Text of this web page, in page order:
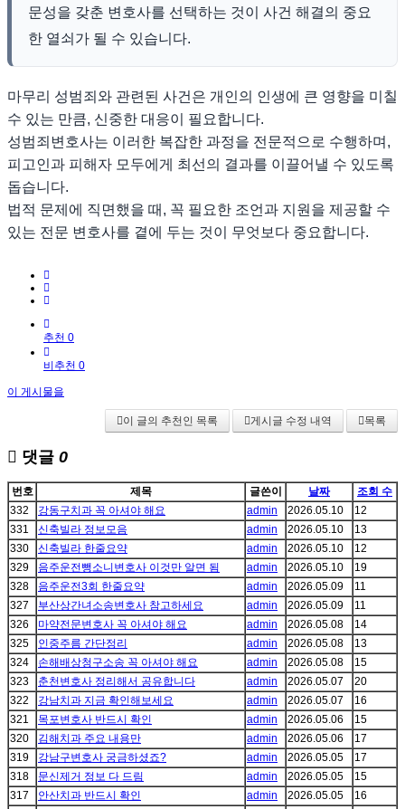
문성을 갖춘 변호사를 선택하는 것이 사건 해결의 중요
한 열쇠가 될 수 있습니다.
마무리 성범죄와 관련된 사건은 개인의 인생에 큰 영향을 미칠
수 있는 만큼, 신중한 대응이 필요합니다.
성범죄변호사는 이러한 복잡한 과정을 전문적으로 수행하며,
피고인과 피해자 모두에게 최선의 결과를 이끌어낼 수 있도록
돕습니다.
법적 문제에 직면했을 때, 꼭 필요한 조언과 지원을 제공할 수
있는 전문 변호사를 곁에 두는 것이 무엇보다 중요합니다.
추천 0
비추천 0
이 게시물을
이 글의 추천인 목록 게시글 수정 내역 목록
댓글 0
번호 제목 글쓴이 날짜
조회 수
332
강동구치과 꼭 아셔야 해요 admin 2026.05.10
12
331
신축빌라 정보모음 admin 2026.05.10
13
330
신축빌라 한줄요약 admin 2026.05.10
12
329
음주운전뺑소니변호사 이것만 알면 됨 admin 2026.05.10
19
328
음주운전3회 한줄요약 admin 2026.05.09
11
327
부산상간녀소송변호사 참고하세요 admin 2026.05.09
11
326
마약전문변호사 꼭 아셔야 해요 admin 2026.05.08
14
325
인중주름 간단정리 admin 2026.05.08
13
324
손해배상청구소송 꼭 아셔야 해요 admin 2026.05.08
15
323
춘천변호사 정리해서 공유합니다 admin 2026.05.07
20
322
강남치과 지금 확인해보세요 admin 2026.05.07
16
321
목포변호사 반드시 확인 admin 2026.05.06
15
320
김해치과 주요 내용만 admin 2026.05.06
17
319
강남구변호사 궁금하셨죠? admin 2026.05.05
17
318
문신제거 정보 다 드림 admin 2026.05.05
15
317
안산치과 반드시 확인 admin 2026.05.05
16